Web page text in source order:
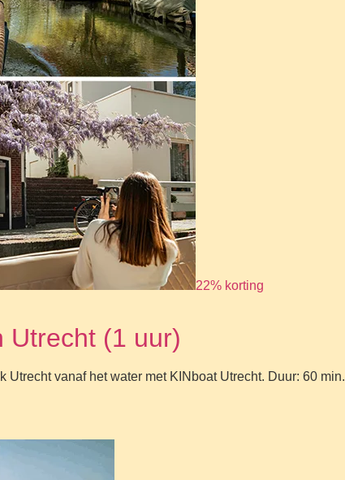
22% korting
Utrecht (1 uur)
vanaf het water met KINboat Utrecht. Duur: 60 min.